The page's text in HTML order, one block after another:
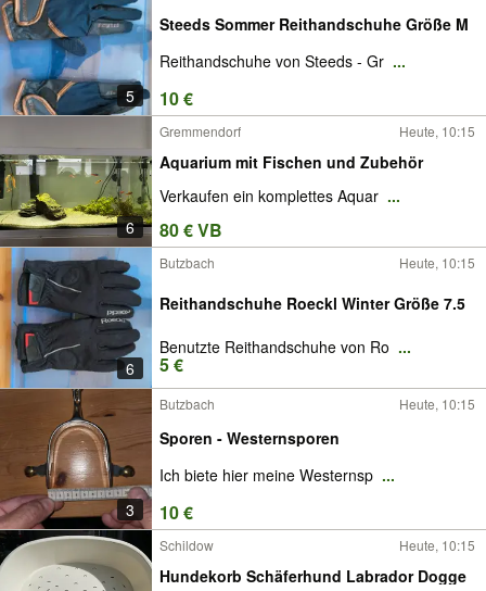
5
Steeds Sommer Reithandschuhe Größe M
Reithandschuhe von Steeds - Gr ...
10 €
6
Gremmendorf Heute, 10:15
Aquarium mit Fischen und Zubehör
Verkaufen ein komplettes Aquar ...
80 € VB
6
Butzbach Heute, 10:15
Reithandschuhe Roeckl Winter Größe 7.5
Benutzte Reithandschuhe von Ro ...
5 €
3
Butzbach Heute, 10:15
Sporen - Westernsporen
Ich biete hier meine Westernsp ...
10 €
Schildow Heute, 10:15
Hundekorb Schäferhund Labrador Dogge